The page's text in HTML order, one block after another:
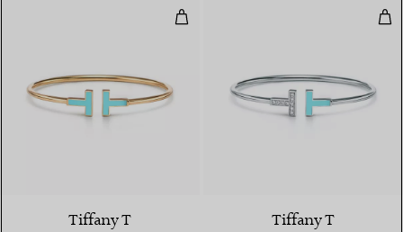
Wire Armreif mit Türkis in
Tiffany T Tiffany T